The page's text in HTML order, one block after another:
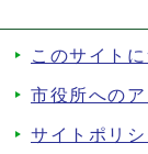
このサイト
市役所への
サイトポリシ